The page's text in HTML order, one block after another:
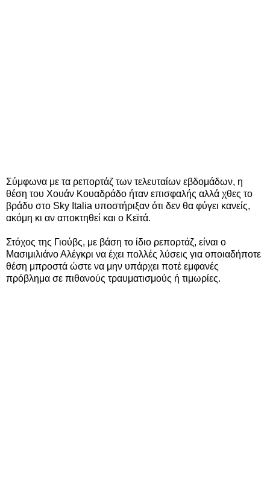
Σύμφωνα με τα ρεπορτάζ των τελευταίων εβδομάδων, η
θέση του Χουάν Κουαδράδο ήταν επισφαλής αλλά χθες το
βράδυ στο Sky Italia υποστήριξαν ότι δεν θα φύγει κανείς,
ακόμη κι αν αποκτηθεί και ο Κεϊτά.
Στόχος της Γιούβς, με βάση το ίδιο ρεπορτάζ, είναι ο
Μασιμιλιάνο Αλέγκρι να έχει πολλές λύσεις για οποιαδήποτε
θέση μπροστά ώστε να μην υπάρχει ποτέ εμφανές
πρόβλημα σε πιθανούς τραυματισμούς ή τιμωρίες.